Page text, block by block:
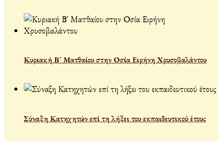
Κυριακή Β' Ματθαίου στην Οσία Ειρήνη Χρυσοβαλάντου
Σύναξη Κατηχητών επί τη λήξει του εκπαιδευτικού έτους